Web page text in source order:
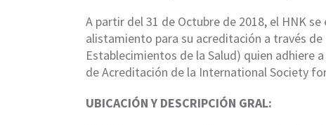
A partir del 31 de Octubre de 2018, el HNK
alistamiento para su acreditación a través
Establecimientos de la Salud) quien adhiere
de Acreditación de la International Society
UBICACIÓN Y DESCRIPCIÓN GRAL: